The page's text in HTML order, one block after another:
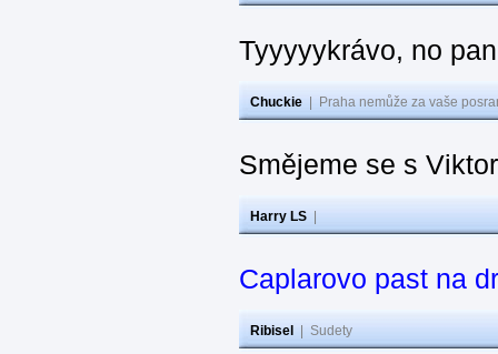
Tyyyyykrávo, no
Chuckie Praha nemůže za vaše
Smějeme se s
Harry LS
Caplarovo past na
Ribisel Sudety